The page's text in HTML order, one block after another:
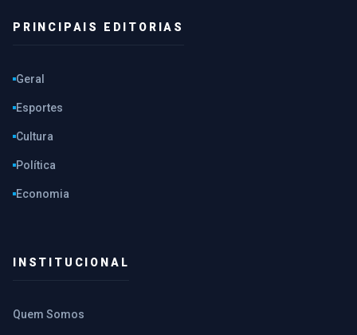
PRINCIPAIS EDITORIAS
Geral
Esportes
Cultura
Política
Economia
INSTITUCIONAL
Quem Somos